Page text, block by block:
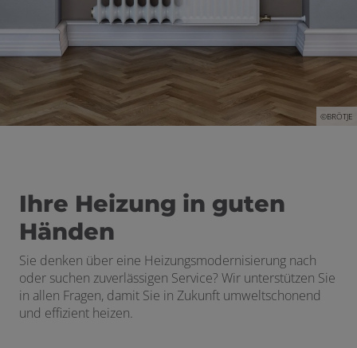
©BRÖTJE
Ihre Heizung in guten
Händen
Sie denken über eine Heizungsmodernisierung nach
oder suchen zuverlässigen Service? Wir unterstützen Sie
in allen Fragen, damit Sie in Zukunft umweltschonend
und effizient heizen.